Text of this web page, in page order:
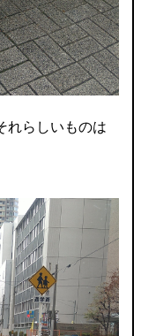
れらしいものは